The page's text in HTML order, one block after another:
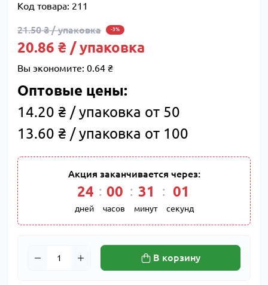
Код товара: 211
21.50 ₴ / упаковка -3%
20.86 ₴ / упаковка
Вы экономите: 0.64 ₴
Оптовые цены:
14.20 ₴ / упаковка от 50
13.60 ₴ / упаковка от 100
Акция заканчивается через:
24
дней
00
часов
31
минут
01
секунд
В корзину